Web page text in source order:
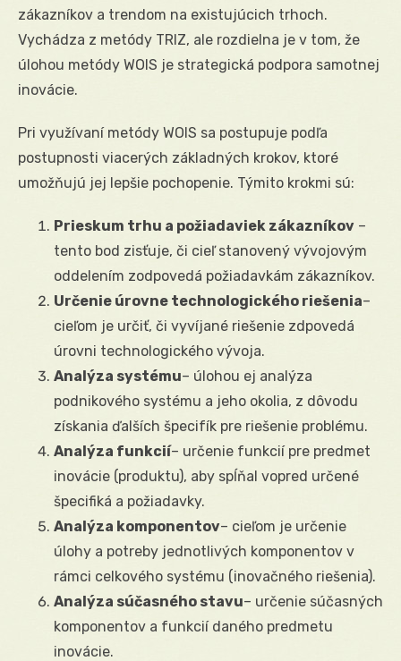
zákazníkov a trendom na existujúcich trhoch.
Vychádza z metódy TRIZ, ale rozdielna je v tom, že
úlohou metódy WOIS je strategická podpora samotnej
inovácie.
Pri využívaní metódy WOIS sa postupuje podľa
postupnosti viacerých základných krokov, ktoré
umožňujú jej lepšie pochopenie. Týmito krokmi sú:
Prieskum trhu a požiadaviek zákazníkov –
tento bod zisťuje, či cieľ stanovený vývojovým
oddelením zodpovedá požiadavkám zákazníkov.
Určenie úrovne technologického riešenia–
cieľom je určiť, či vyvíjané riešenie zdpovedá
úrovni technologického vývoja.
Analýza systému– úlohou ej analýza
podnikového systému a jeho okolia, z dôvodu
získania ďalších špecifík pre riešenie problému.
Analýza funkcií– určenie funkcií pre predmet
inovácie (produktu), aby spĺňal vopred určené
špecifiká a požiadavky.
Analýza komponentov– cieľom je určenie
úlohy a potreby jednotlivých komponentov v
rámci celkového systému (inovačného riešenia).
Analýza súčasného stavu– určenie súčasných
komponentov a funkcií daného predmetu
inovácie.